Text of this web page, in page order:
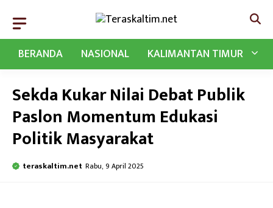
BERANDA
NASIONAL KALIMANTAN TIMUR
Sekda Kukar Nilai Debat Publik
Paslon Momentum Edukasi
Politik Masyarakat
teraskaltim.net Rabu, 9 April 2025